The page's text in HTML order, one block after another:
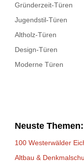
Gründerzeit-Türen
Jugendstil-Türen
Altholz-Türen
Design-Türen
Moderne Türen
Neuste Themen:
100 Westerwälder
Altbau &